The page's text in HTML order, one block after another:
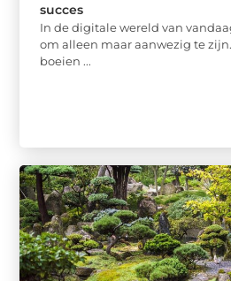
succes
In de digitale wereld van
om alleen maar aanwezig te
boeien ...